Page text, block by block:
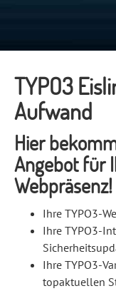
TYPO3
Aufwand
Hier
Angebot für
Webpräsenz!
Ihre TYPO3-
Ihre TYPO3-
Ihre TYPO3-
topaktuellen